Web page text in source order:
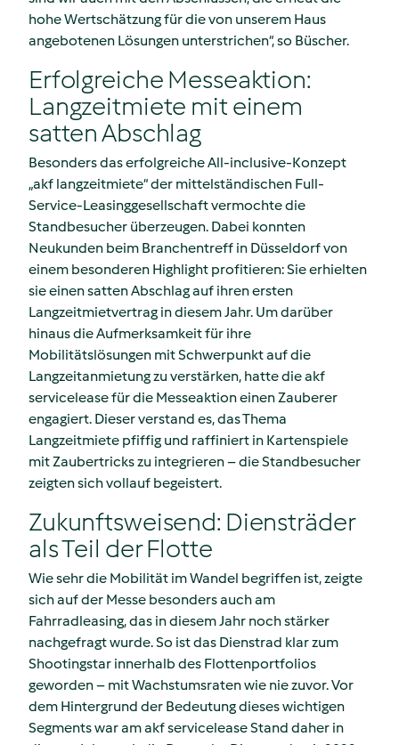
hohe Wertschätzung für die von unserem Haus
angebotenen Lösungen unterstrichen“, so Büscher.
Erfolgreiche Messeaktion:
Langzeitmiete mit einem
satten Abschlag
Besonders das erfolgreiche All-inclusive-Konzept
„akf langzeitmiete“ der mittelständischen Full-
Service-Leasinggesellschaft vermochte die
Standbesucher überzeugen. Dabei konnten
Neukunden beim Branchentreff in Düsseldorf von
einem besonderen Highlight profitieren: Sie erhielten
sie einen satten Abschlag auf ihren ersten
Langzeitmietvertrag in diesem Jahr. Um darüber
hinaus die Aufmerksamkeit für ihre
Mobilitätslösungen mit Schwerpunkt auf die
Langzeitanmietung zu verstärken, hatte die akf
servicelease für die Messeaktion einen Zauberer
engagiert. Dieser verstand es, das Thema
Langzeitmiete pfiffig und raffiniert in Kartenspiele
mit Zaubertricks zu integrieren – die Standbesucher
zeigten sich vollauf begeistert.
Zukunftsweisend: Diensträder
als Teil der Flotte
Wie sehr die Mobilität im Wandel begriffen ist, zeigte
sich auf der Messe besonders auch am
Fahrradleasing, das in diesem Jahr noch stärker
nachgefragt wurde. So ist das Dienstrad klar zum
Shootingstar innerhalb des Flottenportfolios
geworden – mit Wachstumsraten wie nie zuvor. Vor
dem Hintergrund der Bedeutung dieses wichtigen
Segments war am akf servicelease Stand daher in